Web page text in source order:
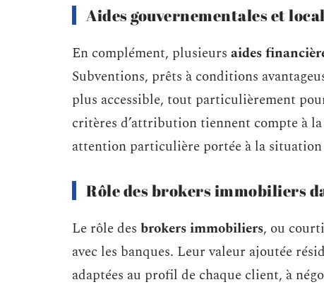
Aides gouvernementales et
En complément, plusieurs aides
Subventions, prêts à conditions
plus accessible, tout particulièrement
critères d’attribution tiennent compte à
attention particulière portée à la situation
Rôle des brokers immobiliers
Le rôle des brokers immobiliers, ou
avec les banques. Leur valeur ajoutée
adaptées au profil de chaque client, à